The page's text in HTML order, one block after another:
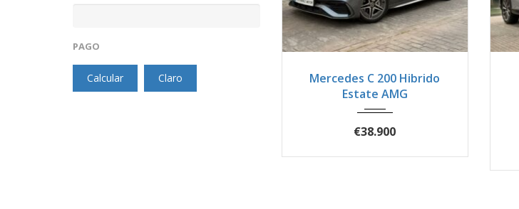
PAGO
Calcular Claro
Mercedes C 200 Hibrido
Estate AMG
€38.900